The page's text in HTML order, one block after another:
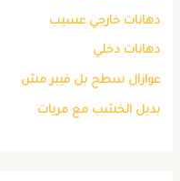
دهانات خارجي عسيب
دهانات دخلي
عوازال سطح بل فيبر مش
بديل الخشب مع مريات